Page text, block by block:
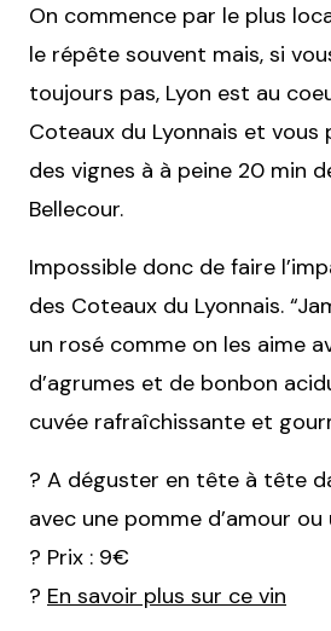
On commence par le plus
le répête souvent mais, si
toujours pas, Lyon est au
Coteaux du Lyonnais et vous
des vignes à à peine 20 min
Bellecour.
Impossible donc de faire
des Coteaux du Lyonnais.
un rosé comme on les aime
d’agrumes et de bonbon
cuvée rafraîchissante et
? A déguster en tête à tête
avec une pomme d’amour
? Prix : 9€
? En savoir plus sur ce vin